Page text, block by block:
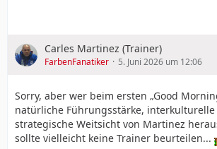
Carles Martinez (Trainer)
FarbenFanatiker 5. Juni 2026 um 12:06
Sorry, aber wer beim ersten „Good
natürliche Führungsstärke, interkulturelle
strategische Weitsicht von Martinez
sollte vielleicht keine Trainer beurteilen...